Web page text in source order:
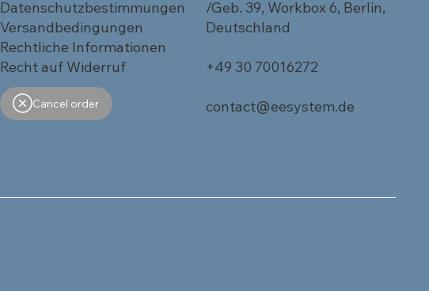
Datenschutzbestimmungen
Versandbedingungen
Rechtliche Informationen
Recht auf Widerruf
Cancel order
/Geb. 39, Workbox 6, Berlin,
Deutschland
+49 30 70016272
contact@eesystem.de